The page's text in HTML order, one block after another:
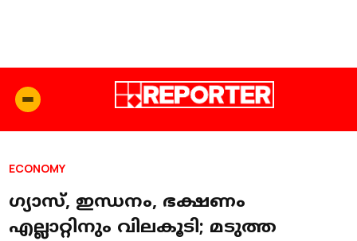
ECONOMY
ഗ്യാസ്, ഇന്ധനം, ഭക്ഷണം
എല്ലാറ്റിനും വിലകൂടി; മടുത്ത